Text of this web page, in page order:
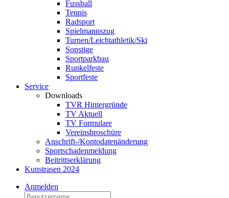
Fussball
Tennis
Radsport
Spielmannszug
Turnen/Leichtathletik/Ski
Sonstige
Sportparkbau
Runkelfeste
Sportfeste
Service
Downloads
TVR Hintergründe
TV Aktuell
TV Formulare
Vereinsbroschüre
Anschrift-/Kontodatenänderung
Sportschadenmeldung
Beitrittserklärung
Kunstrasen 2024
Anmelden